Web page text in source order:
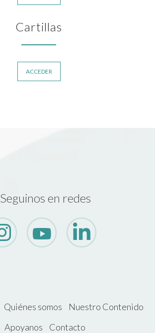
Cartillas
ACCEDER
Seguinos en redes
Quiénes somos
Nuestro Contenido
Apoyanos
Contacto